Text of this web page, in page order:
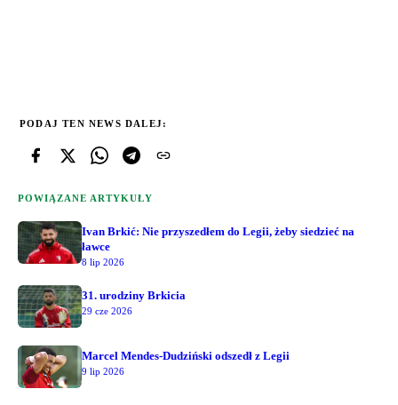
PODAJ TEN NEWS DALEJ:
POWIĄZANE ARTYKUŁY
Ivan Brkić: Nie przyszedłem do Legii, żeby siedzieć na
ławce
8 lip 2026
31. urodziny Brkicia
29 cze 2026
Marcel Mendes-Dudziński odszedł z Legii
9 lip 2026